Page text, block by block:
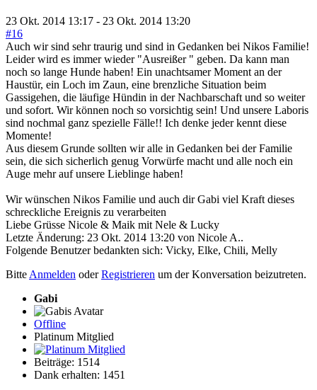
23 Okt. 2014 13:17 - 23 Okt. 2014 13:20
#16
Auch wir sind sehr traurig und sind in Gedanken bei Nikos Familie!
Leider wird es immer wieder "Ausreißer " geben. Da kann man
noch so lange Hunde haben! Ein unachtsamer Moment an der
Haustür, ein Loch im Zaun, eine brenzliche Situation beim
Gassigehen, die läufige Hündin in der Nachbarschaft und so weiter
und sofort. Wir können noch so vorsichtig sein! Und unsere Laboris
sind nochmal ganz spezielle Fälle!! Ich denke jeder kennt diese
Momente!
Aus diesem Grunde sollten wir alle in Gedanken bei der Familie
sein, die sich sicherlich genug Vorwürfe macht und alle noch ein
Auge mehr auf unsere Lieblinge haben!
Wir wünschen Nikos Familie und auch dir Gabi viel Kraft dieses
schreckliche Ereignis zu verarbeiten
Liebe Grüsse Nicole & Maik mit Nele & Lucky
Letzte Änderung: 23 Okt. 2014 13:20 von Nicole A..
Folgende Benutzer bedankten sich: Vicky, Elke, Chili, Melly
Bitte Anmelden oderRegistrieren um der Konversation beizutreten.
Gabi
Offline
Platinum Mitglied
Beiträge: 1514
Dank erhalten: 1451